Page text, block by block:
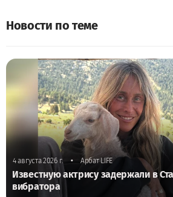
Новости по теме
4 августа 2026 г. • Арбат LIFE
Известную актрису задержали в
вибратора